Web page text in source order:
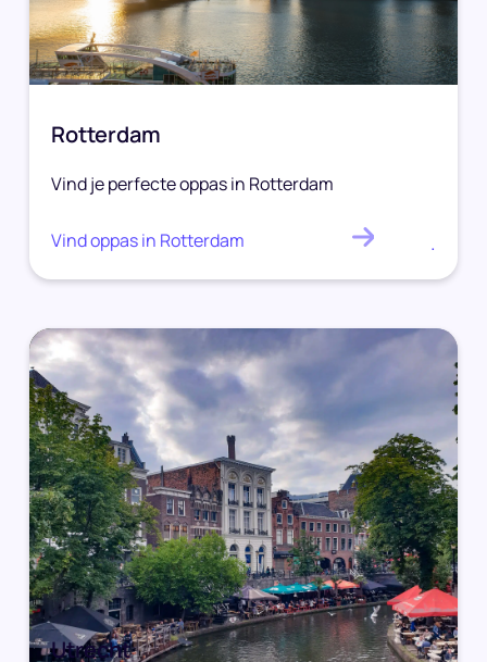
Rotterdam
Vind je perfecte oppas in Rotterdam
Vind oppas in Rotterdam .
Utrecht